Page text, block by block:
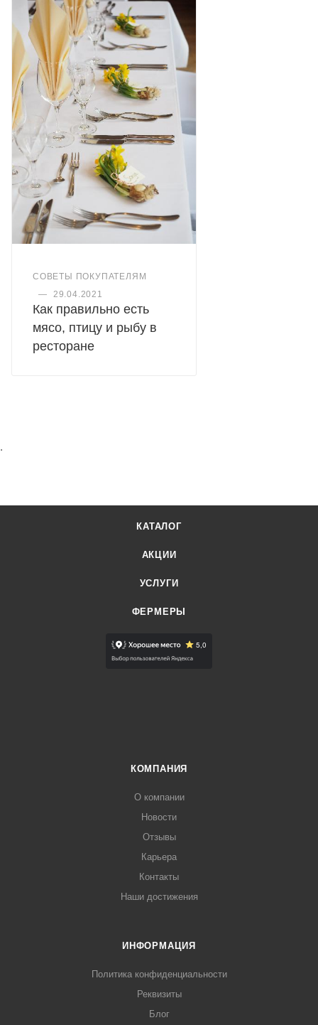
СОВЕТЫ ПОКУПАТЕЛЯМ
—
29.04.2021
Как правильно есть
мясо, птицу и рыбу в
ресторане
.
КАТАЛОГ
АКЦИИ
УСЛУГИ
ФЕРМЕРЫ
КОМПАНИЯ
О компании
Новости
Отзывы
Карьера
Контакты
Наши достижения
ИНФОРМАЦИЯ
Политика конфиденциальности
Реквизиты
Блог